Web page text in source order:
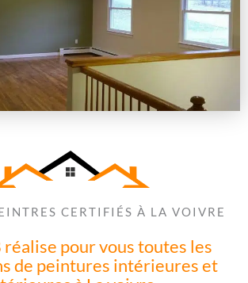
CERTIFIÉS À LA VOIVRE
réalise pour vous toutes les
de peintures intérieures et